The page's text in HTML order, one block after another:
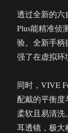
透过全新的六
Plus能精准侦
验。全新手柄
强了在虚拟环
同时，VIVE
配戴的平衡度
柔软且易清洗
耳透镜，极大